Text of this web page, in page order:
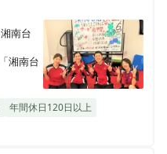
南台
湘南台
年間休日120日以上